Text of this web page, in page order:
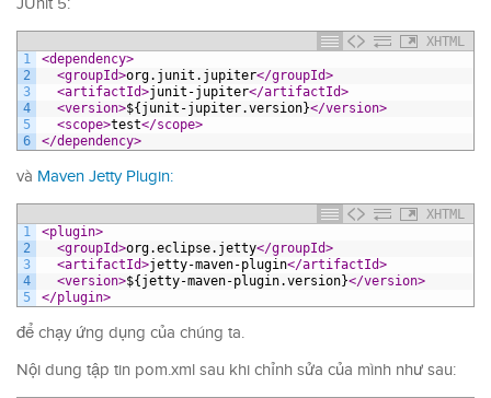
XHTML
1
2
3
4
5
6
<dependency>
<groupId>org.junit.jupiter</groupId>
<artifactId>junit-jupiter</artifactId>
<version>${junit-jupiter.version}</version>
<scope>test</scope>
</dependency>
và Maven Jetty Plugin:
XHTML
1
2
3
4
5
<plugin>
<groupId>org.eclipse.jetty</groupId>
<artifactId>jetty-maven-plugin</artifactId>
<version>${jetty-maven-plugin.version}</version>
</plugin>
để chạy ứng dụng của chúng ta.
Nội dung tập tin pom.xml sau khi chỉnh sửa của mình như sau: